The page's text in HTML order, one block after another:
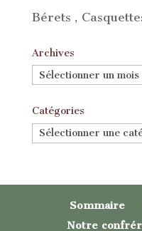
Bérets ,
Archives
Archives
Catégories
Catégories
Sommaire
Notre